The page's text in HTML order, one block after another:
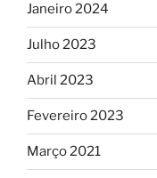
Janeiro 2024
Julho 2023
Abril 2023
Fevereiro 2023
Março 2021